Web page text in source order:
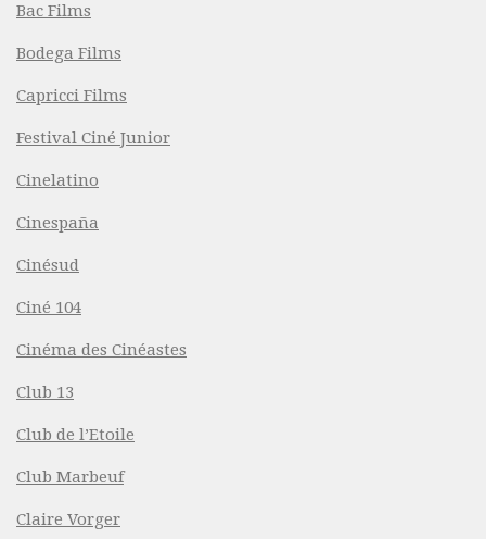
Bac Films
Bodega Films
Capricci Films
Festival Ciné Junior
Cinelatino
Cinespaña
Cinésud
Ciné 104
Cinéma des Cinéastes
Club 13
Club de l’Etoile
Club Marbeuf
Claire Vorger